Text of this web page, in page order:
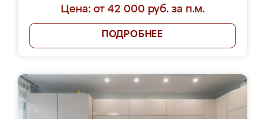
Цена: от 42 000 руб. за п.м.
ПОДРОБНЕЕ